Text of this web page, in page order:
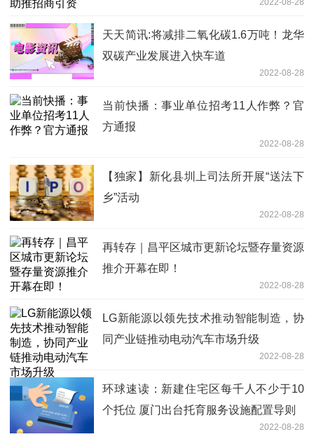
2022-08-28
天天简讯:将减排二氧化碳1.6万吨！龙华
双碳产业发展进入快车道
2022-08-28
当前快播：事业单位招考11人作弊？官
方通报
2022-08-28
【独家】新化县圳上司法所开展“送法下
乡”活动
2022-08-28
再转存｜昌平区城市更新论坛暨存量资源
推介开幕在即！
2022-08-28
LG新能源以领先技术推动智能制造，协
同产业链推动电动汽车市场升级
2022-08-28
环球速读：新建住宅区每千人不少于10
个托位 厦门出台托育服务设施配置导则
2022-08-28